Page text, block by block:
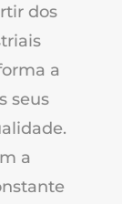
dos
a
seus
a